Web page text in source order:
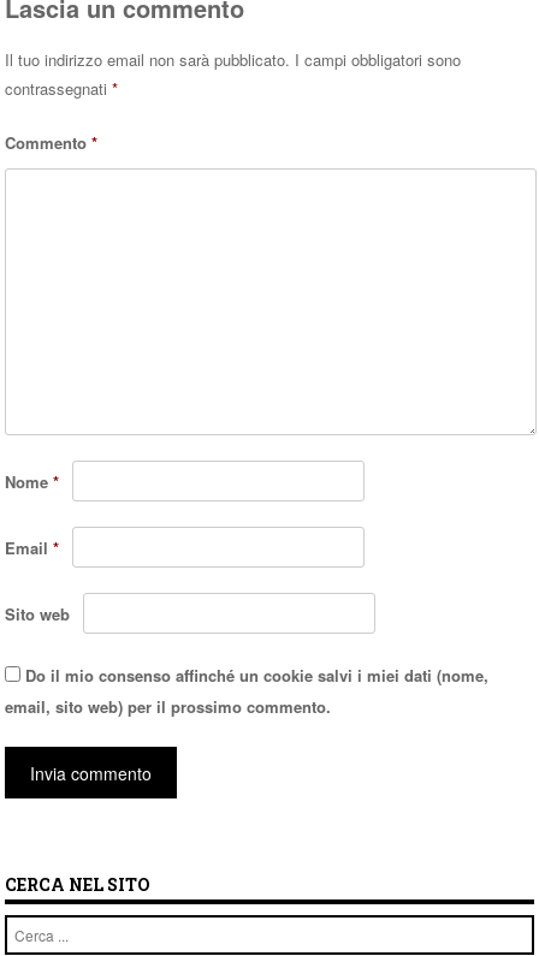
Lascia un commento
Il tuo indirizzo email non sarà pubblicato. I campi obbligatori sono
contrassegnati*
Commento*
Nome*
Email*
Sito web
Do il mio consenso affinché un cookie salvi i miei dati (nome,
email, sito web) per il prossimo commento.
CERCA NEL SITO
Cerca